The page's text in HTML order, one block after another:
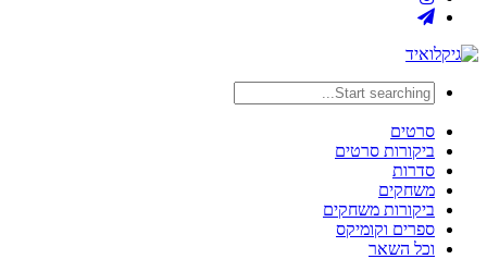
סרטים
ביקורות סרטים
סדרות
משחקים
ביקורות משחקים
ספרים וקומיקס
וכל השאר